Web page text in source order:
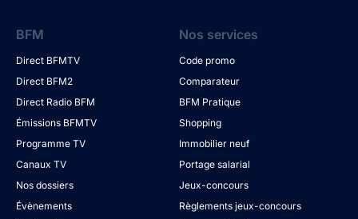
BFM
Direct BFMTV
Direct BFM2
Direct Radio BFM
Émissions BFMTV
Programme TV
Canaux TV
Nos dossiers
Évènements
Nos services
Code promo
Comparateur
BFM Pratique
Shopping
Immobilier neuf
Portage salarial
Jeux-concours
Règlements jeux-concours